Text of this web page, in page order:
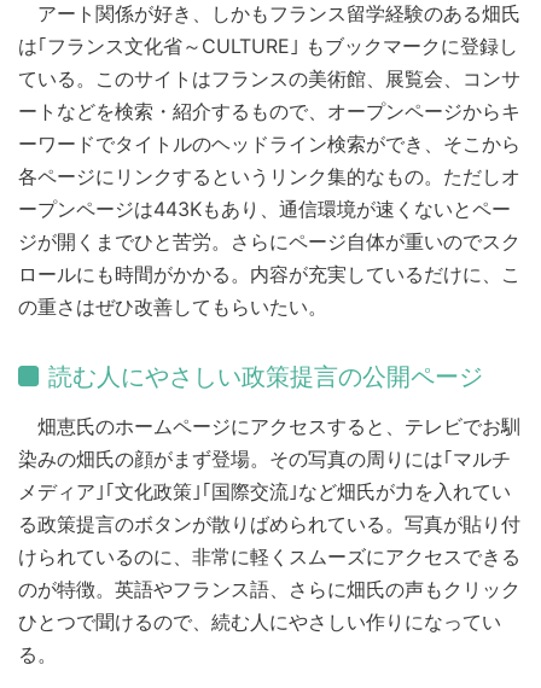
アート関係が好き、しかもフランス留学経験のある畑氏
は｢フランス文化省～CULTURE｣ もブックマークに登録し
ている。このサイトはフランスの美術館、展覧会、コンサ
ートなどを検索・紹介するもので、オープンページからキ
ーワードでタイトルのヘッドライン検索ができ、そこから
各ページにリンクするというリンク集的なもの。ただしオ
ープンページは443Kもあり、通信環境が速くないとペー
ジが開くまでひと苦労。さらにページ自体が重いのでスク
ロールにも時間がかかる。内容が充実しているだけに、こ
の重さはぜひ改善してもらいたい。
読む人にやさしい政策提言の公開ページ
畑恵氏のホームページにアクセスすると、テレビでお馴
染みの畑氏の顔がまず登場。その写真の周りには｢マルチ
メディア｣｢文化政策｣｢国際交流｣など畑氏が力を入れてい
る政策提言のボタンが散りばめられている。写真が貼り付
けられているのに、非常に軽くスムーズにアクセスできる
のが特徴。英語やフランス語、さらに畑氏の声もクリック
ひとつで聞けるので、続む人にやさしい作りになってい
る。